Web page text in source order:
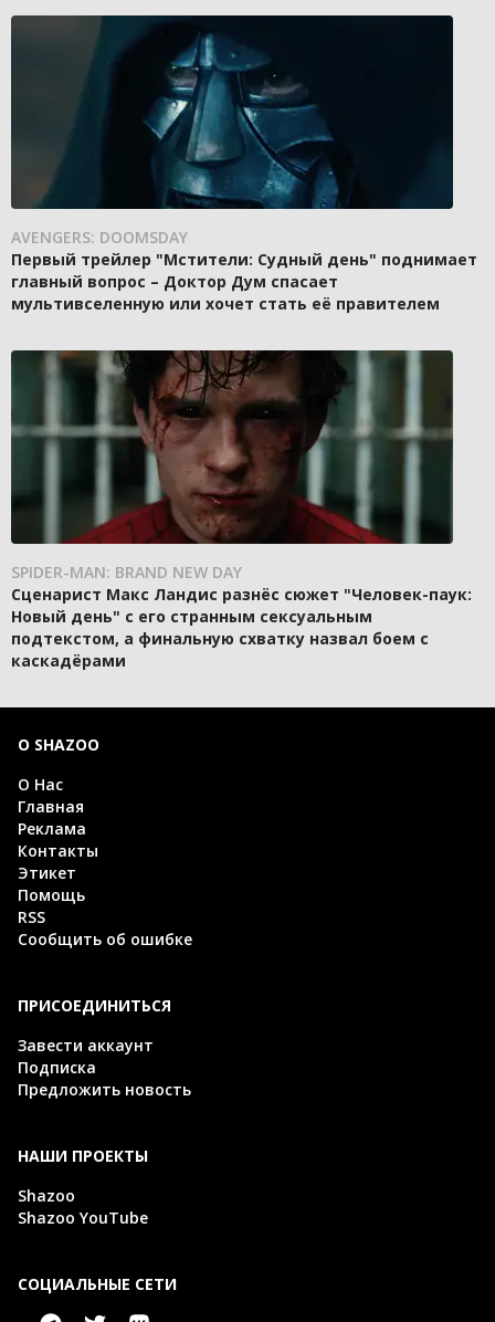
AVENGERS: DOOMSDAY
Первый трейлер "Мстители: Судный день" поднимает
главный вопрос – Доктор Дум спасает
мультивселенную или хочет стать её правителем
SPIDER-MAN: BRAND NEW DAY
Сценарист Макс Ландис разнёс сюжет "Человек-паук:
Новый день" с его странным сексуальным
подтекстом, а финальную схватку назвал боем с
каскадёрами
О SHAZOO
О Нас
Главная
Реклама
Контакты
Этикет
Помощь
RSS
Сообщить об ошибке
ПРИСОЕДИНИТЬСЯ
Завести аккаунт
Подписка
Предложить новость
НАШИ ПРОЕКТЫ
Shazoo
Shazoo YouTube
СОЦИАЛЬНЫЕ СЕТИ